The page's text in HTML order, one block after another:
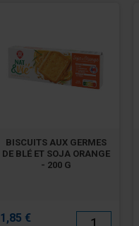
BISCUITS AUX GERMES
DE BLÉ ET SOJA ORANGE
- 200 G
1,85 €